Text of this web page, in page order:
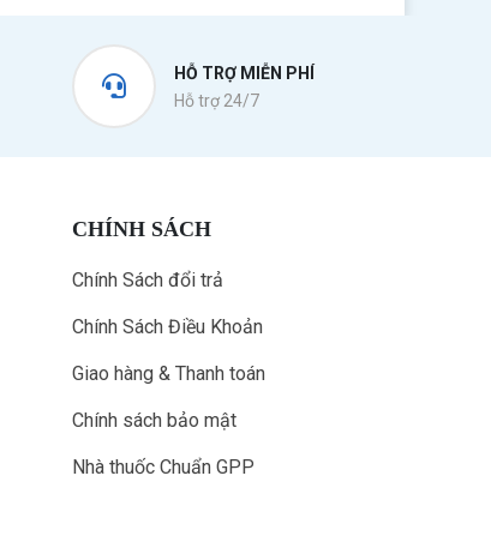
HỖ TRỢ MIỄN PHÍ
Hỗ trợ 24/7
CHÍNH SÁCH
Chính Sách đổi trả
Chính Sách Điều Khoản
Giao hàng & Thanh toán
Chính sách bảo mật
Nhà thuốc Chuẩn GPP